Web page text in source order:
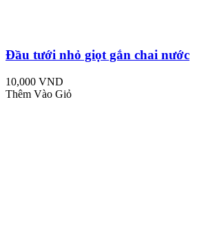
Đầu tưới nhỏ giọt gắn chai nước
10,000 VND
Thêm Vào Giỏ